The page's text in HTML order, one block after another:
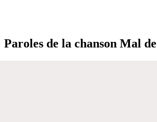
Paroles de la chanson Mal